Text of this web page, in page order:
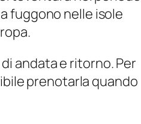
fuggono nelle isole
andata e ritorno. Per
prenotarla quando